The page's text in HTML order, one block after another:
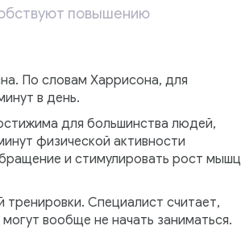
повышению
По словам Харрисона, для
в день.
для большинства людей,
физической активности
и стимулировать рост мышц
Специалист считает,
вообще не начать заниматься.